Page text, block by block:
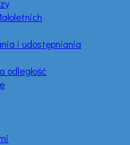
i udostępniania
odległość